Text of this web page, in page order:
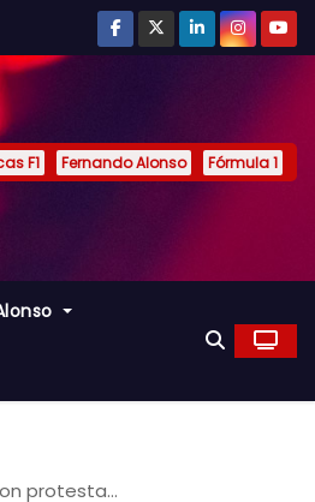
F1 Fernando Alonso Fórmula 1
protesta…